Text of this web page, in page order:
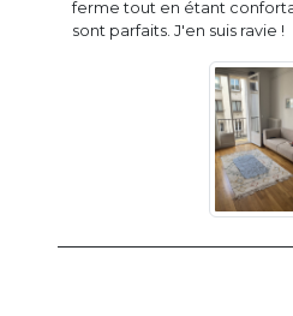
ferme tout en étant
sont parfaits. J'en suis ravie !